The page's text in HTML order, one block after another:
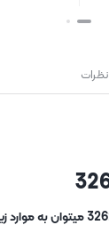
بستن
نظرات